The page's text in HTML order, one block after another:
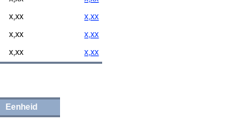
x,xx
x,xx
x,xx
x,xx
x,xx x,xx
Eenheid